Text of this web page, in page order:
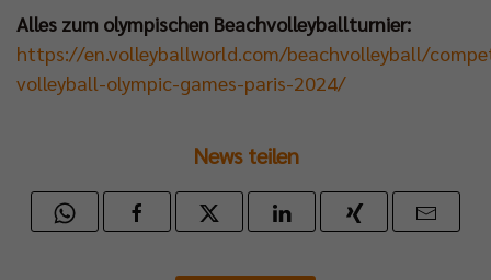
Alles zum olympischen Beachvolleyballturnier:
https://en.volleyballworld.com/beachvolleyball/
volleyball-olympic-games-paris-2024/
News teilen